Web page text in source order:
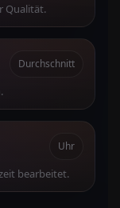
Qualität.
Durchschnitt
Uhr
bearbeitet.